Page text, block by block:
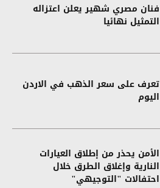
فنان مصري شهير يعلن اعتزاله
التمثيل نهائيا
تعرف على سعر الذهب في الاردن
اليوم
الأمن يحذر من إطلاق العيارات
النارية وإغلاق الطرق خلال
احتفالات "التوجيهي"